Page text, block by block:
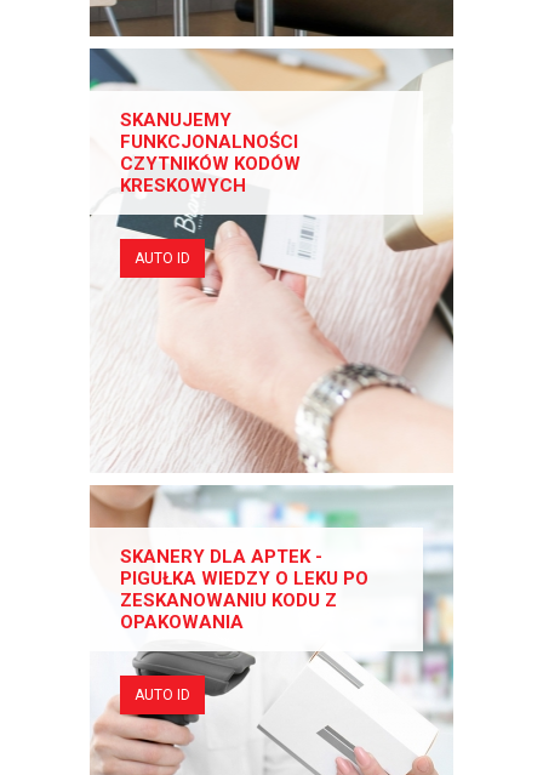
SKANUJEMY
FUNKCJONALNOŚCI
CZYTNIKÓW KODÓW
KRESKOWYCH
AUTO ID
SKANERY DLA APTEK -
PIGUŁKA WIEDZY O LEKU PO
ZESKANOWANIU KODU Z
OPAKOWANIA
AUTO ID